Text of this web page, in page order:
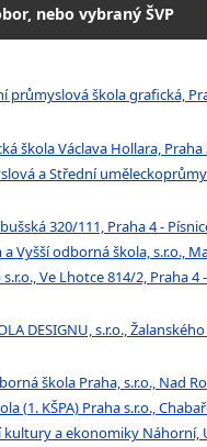
nebo vybraný ŠVP
škola grafická,
škola Václava Hollara,
a Střední
320/111, Praha 4 -
Vyšší odborná škola, s.r.o.,
Ve Lhotce 814/2, Praha 4
DESIGNU, s.r.o.,
škola Praha, s.r.o., Nad
(1. KŠPA) Praha s.r.o.,
a ekonomiky Náhorní,